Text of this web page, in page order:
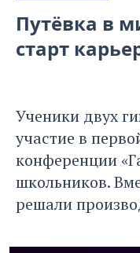
Путёвка в
старт
Ученики двух
участие в
конференции
школьников.
решали